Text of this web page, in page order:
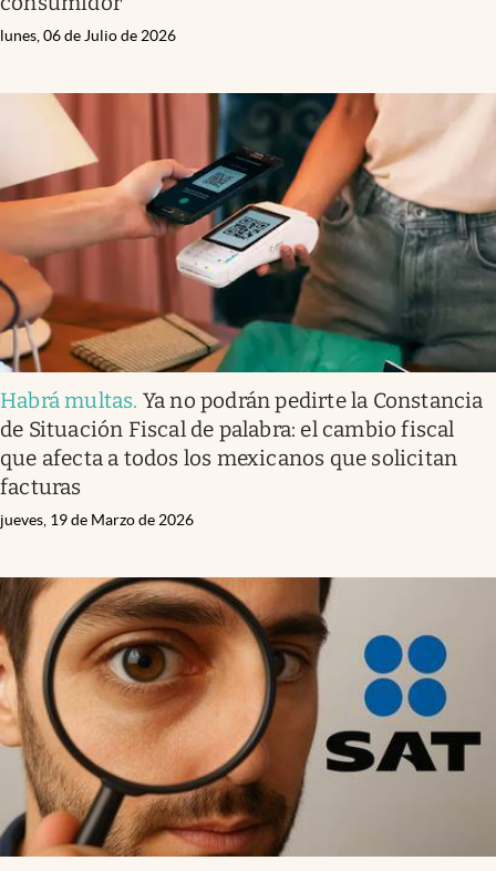
lunes, 06 de Julio de 2026
Habrá multas. Ya no podrán pedirte la Constancia
de Situación Fiscal de palabra: el cambio fiscal
que afecta a todos los mexicanos que solicitan
facturas
jueves, 19 de Marzo de 2026